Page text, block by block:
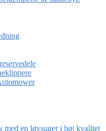
med en løvsuger i høj kvalitet